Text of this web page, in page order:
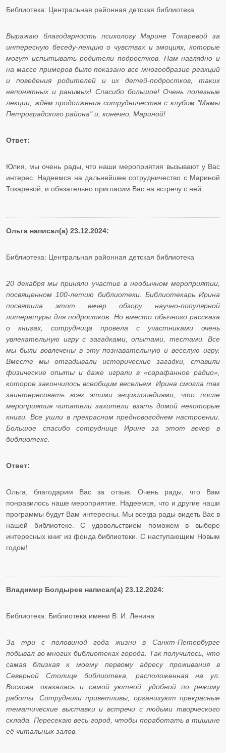
Библиотека: Центральная районная детская библиотека
Выражаю благодарность психологу Марине Токаревой за
интересную беседу-лекцию о чувствах и эмоциях, которые
могут испытывать родители подростков. Нам наглядно и
на массе примеров было показано все многообразие реакций
и поведения родителей и их детей-подростков, таких
непонятных и ранимых! Спасибо большое! Очень полезные
лекции, ждём продолжения сотрудничества с клубом "Мамы
Петроградского района" и, конечно, Мариной!
Ответ:
Юлия, мы очень рады, что наши мероприятия вызывают у Вас
интерес. Надеемся на дальнейшее сотрудничество с Мариной
Токаревой, и обязательно пригласим Вас на встречу с ней.
Ольга написал(а) 23.12.2024:
Библиотека: Центральная районная детская библиотека
20 декабря мы приняли участие в необычном мероприятии,
посвященном 100-летию библиотеки. Библиотекарь Ирина
посвятила этот вечер обзору научно-популярной
литературы для подростков. Но вместо обычного рассказа
о книгах, сотрудница провела с участниками очень
увлекательную игру с загадками, опытами, тестами. Все
мы были вовлечены в эту познавательную и веселую игру.
Вместе мы отгадывали исторические загадки, ставили
физические опыты и даже играли в «сарафанное радио»,
которое закончилось всеобщим весельем. Ирина смогла так
заинтересовать всех этими энциклопедиями, что после
мероприятия читатели захотели взять домой некоторые
книги. Все ушли в прекрасном предновогоднем настроении.
Большое спасибо сотруднице Ирине за этот вечер в
библиотеке.
Ответ:
Ольга, благодарим Вас за отзыв. Очень рады, что Вам
понравилось наше мероприятие. Надеемся, что и другие наши
программы будут Вам интересны. Мы всегда рады видеть Вас в
нашей библиотеке. С удовольствием поможем в выборе
интересных книг из фонда библиотеки. С наступающим Новым
годом!
Владимир Болдырев написал(а) 23.12.2024:
Библиотека: Библиотека имени В. И. Ленина
За три с половиной года жизни в Санкт-Петербурге
побывал во многих библиотеках города. Так получилось, что
самая близкая к моему первому адресу проживания в
Северной Столице библиотека, расположенная на ул.
Воскова, оказалась и самой уютной, удобной по режиму
работы. Сотрудники приветливы, организуют прекрасные
тематические выставки и встречи с людьми творческого
склада. Пересекаю весь город, чтобы поработать в тишине
её читальных залов.